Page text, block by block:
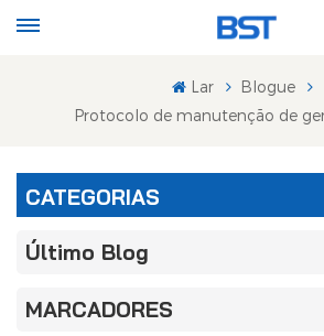
Lar
Blogue
Protocolo de manutenção de
CATEGORIAS
Último Blog
MARCADORES